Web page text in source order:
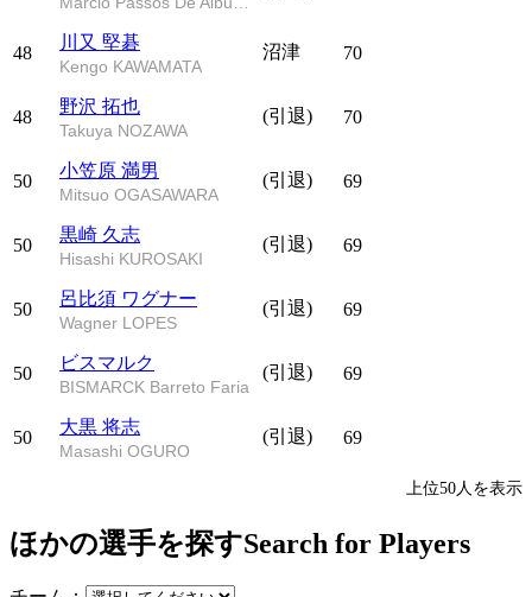
48
川又 堅碁
Kengo KAWAMATA
沼津 70
48
野沢 拓也
Takuya NOZAWA
(引退) 70
50
小笠原 満男
Mitsuo OGASAWARA
(引退) 69
50
黒崎 久志
Hisashi KUROSAKI
(引退) 69
50
呂比須 ワグナー
Wagner LOPES
(引退) 69
50
ビスマルク
BISMARCK Barreto Faria
(引退) 69
50
大黒 将志
Masashi OGURO
(引退) 69
上位50人を表示
ほかの選手を探すSearch for Players